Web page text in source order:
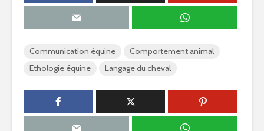
Communication équine
Comportement animal
Ethologie équine
Langage du cheval